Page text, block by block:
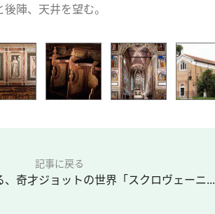
陣、天井を望む。
記事に戻る
奇才ジョットの世界「スクロヴェーニ...